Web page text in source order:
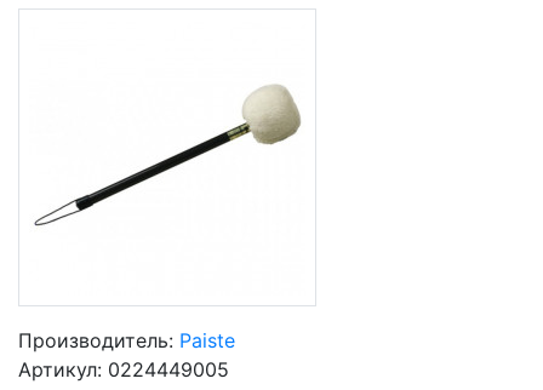
Производитель: Paiste
Артикул: 0224449005